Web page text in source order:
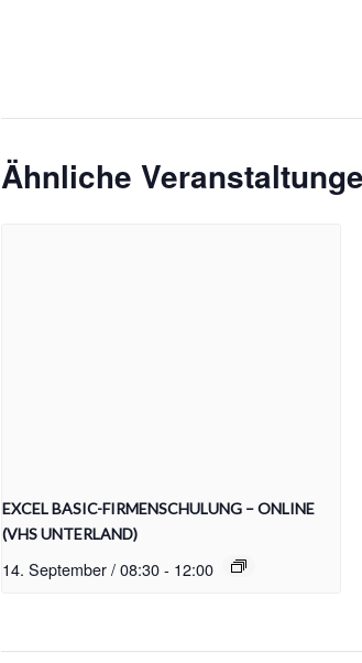
Ähnliche
EXCEL BASIC-FIRMENSCHULUNG – ONLINE
(VHS UNTERLAND)
14. September / 08:30- 12:00